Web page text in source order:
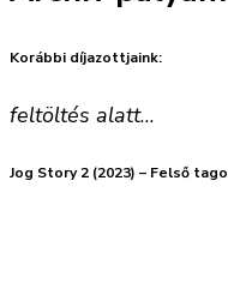
Korábbi díjazottjaink:
feltöltés alatt…
Jog Story 2 (2023) – Felső